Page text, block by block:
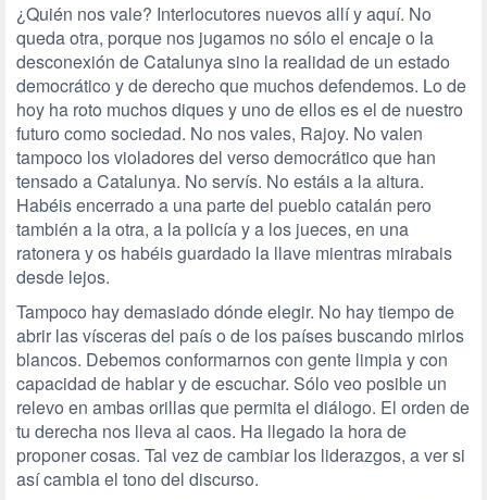
¿Quién nos vale? Interlocutores nuevos allí y aquí. No
queda otra, porque nos jugamos no sólo el encaje o la
desconexión de Catalunya sino la realidad de un estado
democrático y de derecho que muchos defendemos. Lo de
hoy ha roto muchos diques y uno de ellos es el de nuestro
futuro como sociedad. No nos vales, Rajoy. No valen
tampoco los violadores del verso democrático que han
tensado a Catalunya. No servís. No estáis a la altura.
Habéis encerrado a una parte del pueblo catalán pero
también a la otra, a la policía y a los jueces, en una
ratonera y os habéis guardado la llave mientras mirabais
desde lejos.
Tampoco hay demasiado dónde elegir. No hay tiempo de
abrir las vísceras del país o de los países buscando mirlos
blancos. Debemos conformarnos con gente limpia y con
capacidad de hablar y de escuchar. Sólo veo posible un
relevo en ambas orillas que permita el diálogo. El orden de
tu derecha nos lleva al caos. Ha llegado la hora de
proponer cosas. Tal vez de cambiar los liderazgos, a ver si
así cambia el tono del discurso.